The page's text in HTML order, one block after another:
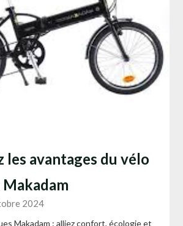
les avantages du vélo
2024
Makadam : alliez confort, écologie et